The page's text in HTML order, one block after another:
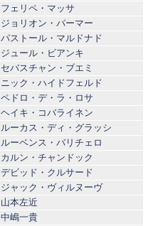
フェリペ・マッサ
ジョリオン・パーマー
パストール・マルドナド
ジュール・ビアンキ
セバスチャン・ブエミ
ニック・ハイドフェルド
ペドロ・デ・ラ・ロサ
ヘイキ・コバライネン
ルーカス・ディ・グラッシ
ルーベンス・バリチェロ
カルン・チャンドック
デビッド・クルサード
ジャック・ヴィルヌーヴ
山本左近
中嶋一貴